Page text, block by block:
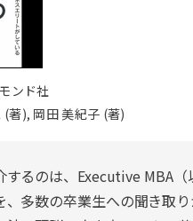
ンド社
著), 岡田 美紀子 (著)
するのは、Executive MBA（
、多数の卒業生への聞き取